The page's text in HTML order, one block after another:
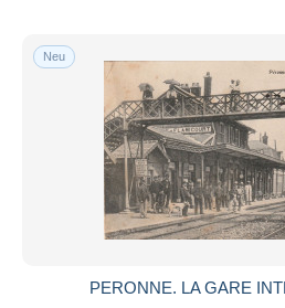
Neu
PERONNE. LA GARE